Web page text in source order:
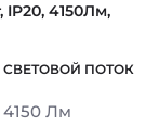
IP20, 4150Лм,
4150 Лм